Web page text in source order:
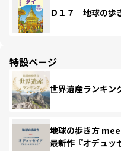
Ｄ１７ 地球の歩
特設ページ
世界遺産ランキン
地球の歩き方
最新作『オデュッ